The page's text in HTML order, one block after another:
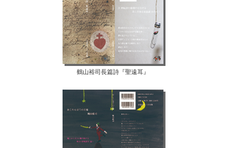
鶴山裕司長篇詩『聖遠耳』